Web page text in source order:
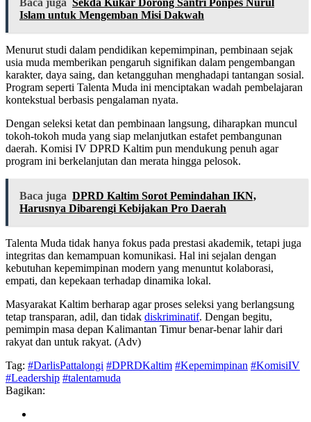
Baca juga Sekda Kukar Dorong Santri Ponpes Nurul
Islam untuk Mengemban Misi Dakwah
Menurut studi dalam pendidikan kepemimpinan, pembinaan sejak
usia muda memberikan pengaruh signifikan dalam pengembangan
karakter, daya saing, dan ketangguhan menghadapi tantangan sosial.
Program seperti Talenta Muda ini menciptakan wadah pembelajaran
kontekstual berbasis pengalaman nyata.
Dengan seleksi ketat dan pembinaan langsung, diharapkan muncul
tokoh-tokoh muda yang siap melanjutkan estafet pembangunan
daerah. Komisi IV DPRD Kaltim pun mendukung penuh agar
program ini berkelanjutan dan merata hingga pelosok.
Baca juga DPRD Kaltim Sorot Pemindahan IKN,
Harusnya Dibarengi Kebijakan Pro Daerah
Talenta Muda tidak hanya fokus pada prestasi akademik, tetapi juga
integritas dan kemampuan komunikasi. Hal ini sejalan dengan
kebutuhan kepemimpinan modern yang menuntut kolaborasi,
empati, dan kepekaan terhadap dinamika lokal.
Masyarakat Kaltim berharap agar proses seleksi yang berlangsung
tetap transparan, adil, dan tidak diskriminatif. Dengan begitu,
pemimpin masa depan Kalimantan Timur benar-benar lahir dari
rakyat dan untuk rakyat. (Adv)
Tag: #DarlisPattalongi #DPRDKaltim #Kepemimpinan #KomisiIV
#Leadership #talentamuda
Bagikan: